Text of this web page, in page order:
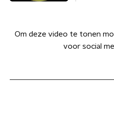
Om deze video te tonen
voor social